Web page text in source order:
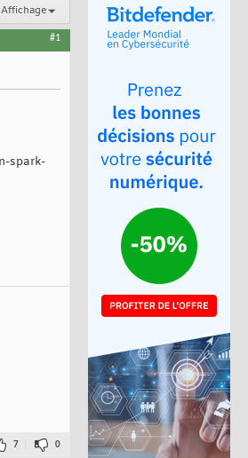
Affichage
#1
spark-
7 0